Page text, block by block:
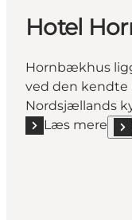
Hotel
Hornbækhus
ved den
Nordsjællands
Læs mere
Læs mere